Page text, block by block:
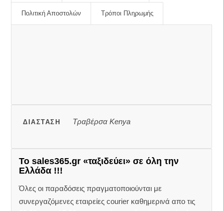
Πολιτική Αποστολών Τρόποι Πληρωμής
ΔΙΆΣΤΑΣΗ Τραβέρσα Kenya
Το sales365.gr «ταξιδεύει» σε όλη την
Ελλάδα !!!
Όλες οι παραδόσεις πραγματοποιούνται με
συνεργαζόμενες εταιρείες courier καθημερινά απο τις